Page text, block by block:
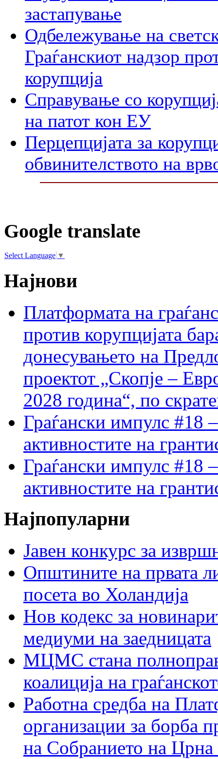
застапување
Одбележување на
Граѓанскиот надзор
корупција
Справување со
на патот кон ЕУ
Перцепцијата за
обвинителството на
Google translate
Select Language ▼
Најнови
Платформата на
против корупцијата
донесувањето на
проектот „Скопје –
2028 година“, по
Граѓански импулс #18
активностите на
Граѓански импулс #18
активностите на
Најпопуларни
Јавен конкурс за
Општините на првата
посета во Холандија
Нов кодекс за
медиуми на заедницата
МЦМС стана
коалиција на
Работна средба на
организации за борба
на Собранието на Црна